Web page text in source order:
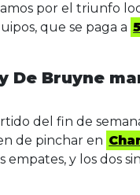
por el triunfo
que se paga a
De Bruyne
del fin de
de pinchar en
empates, y los dos